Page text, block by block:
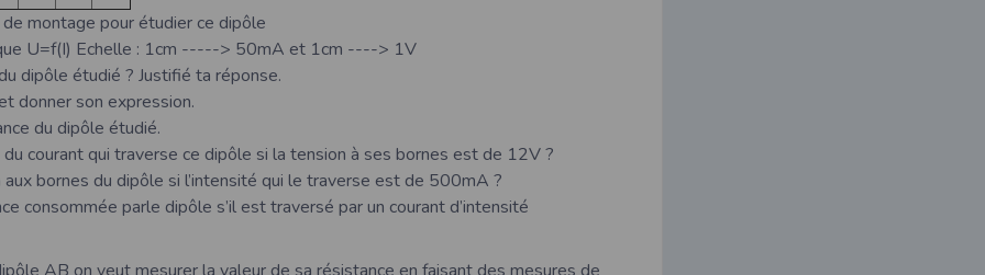
montage pour étudier ce dipôle
U=f(I) Echelle : 1cm -----> 50mA et 1cm ----> 1V
dipôle étudié ? Justifié ta réponse.
donner son expression.
du dipôle étudié.
courant qui traverse ce dipôle si la tension à ses bornes est de 12V ?
bornes du dipôle si l’intensité qui le traverse est de 500mA ?
consommée parle dipôle s’il est traversé par un courant d’intensité